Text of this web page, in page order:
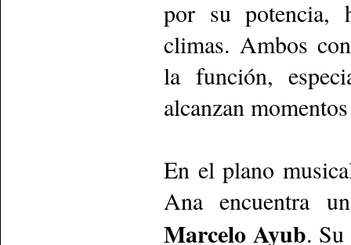
por su potencia,
climas. Ambos
la función,
alcanzan
En el plano
Ana encuentra
Marcelo Ayub.